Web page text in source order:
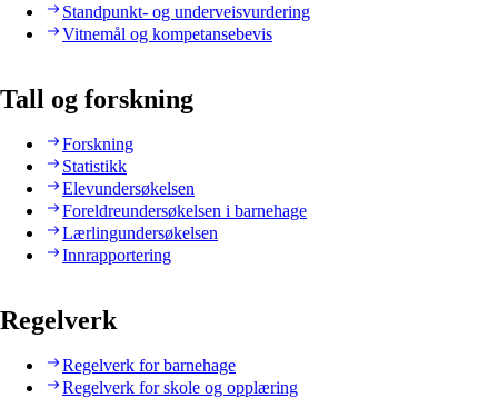
Standpunkt- og underveisvurdering
Vitnemål og kompetansebevis
Tall og forskning
Forskning
Statistikk
Elevundersøkelsen
Foreldreundersøkelsen i barnehage
Lærlingundersøkelsen
Innrapportering
Regelverk
Regelverk for barnehage
Regelverk for skole og opplæring